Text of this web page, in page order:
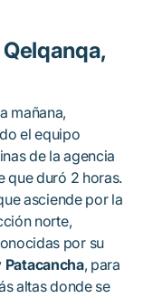
mañana,
el equipo
de la agencia
que duró 2 horas.
asciende por la
norte,
por su
Patacancha, para
altas donde se